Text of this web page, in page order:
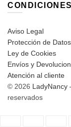
Aviso Legal
Protección de Datos
Ley de Cookies
Envíos y
Atención al cliente
© 2026 LadyNancy
reservados